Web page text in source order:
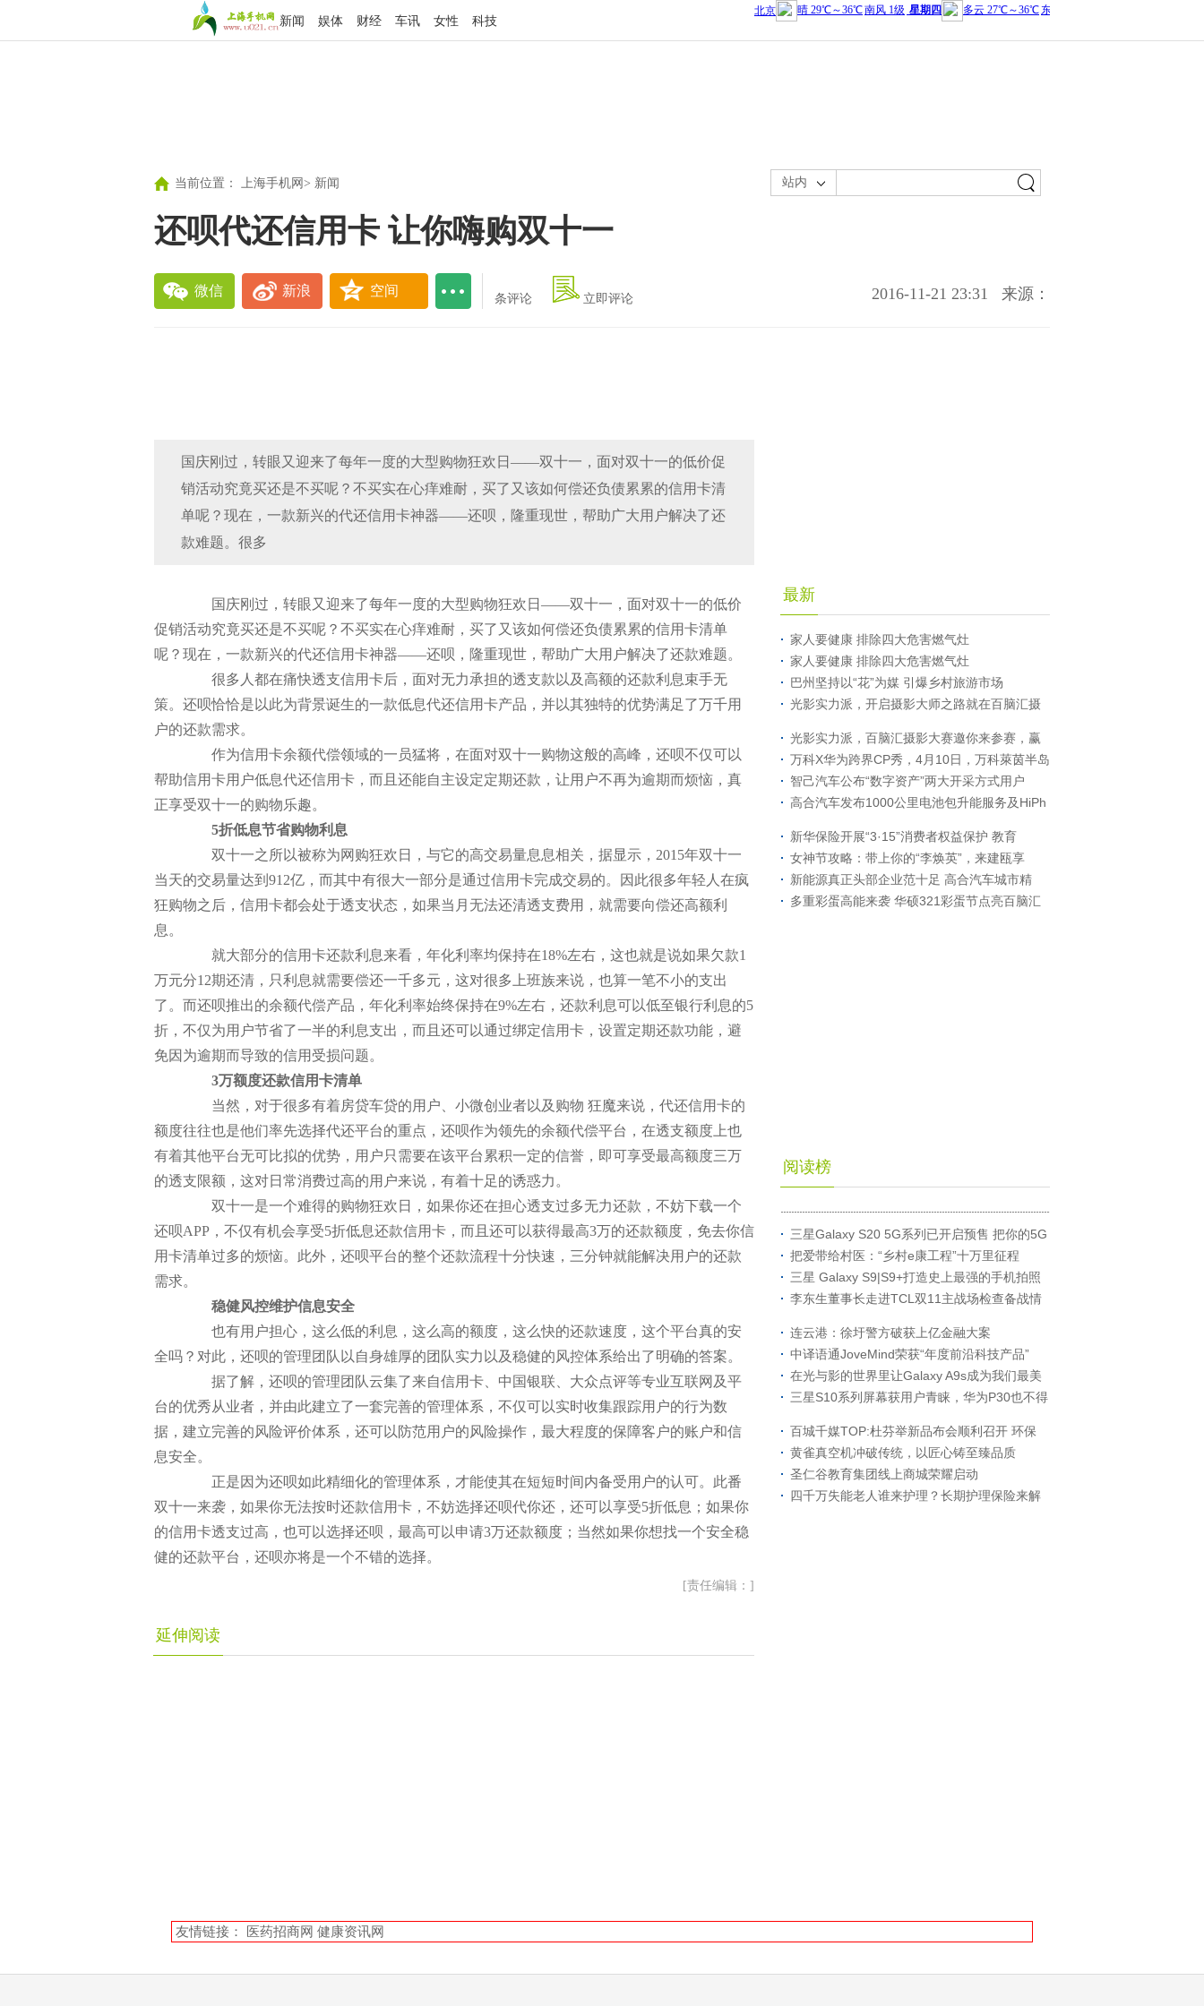
新闻 娱体 财经 车讯 女性 科技
当前位置： 上海手机网 > 新闻 站内
还呗代还信用卡 让你嗨购双十一
微信 新浪 空间
条评论 立即评论 2016-11-21 23:31 来源：
国庆刚过，转眼又迎来了每年一度的大型购物狂欢日——双十一，面对双十一的低价促
销活动究竟买还是不买呢？不买实在心痒难耐，买了又该如何偿还负债累累的信用卡清
单呢？现在，一款新兴的代还信用卡神器——还呗，隆重现世，帮助广大用户解决了还
款难题。很多
国庆刚过，转眼又迎来了每年一度的大型购物狂欢日——双十一，面对双十一的低价
促销活动究竟买还是不买呢？不买实在心痒难耐，买了又该如何偿还负债累累的信用卡清单
呢？现在，一款新兴的代还信用卡神器——还呗，隆重现世，帮助广大用户解决了还款难题。
很多人都在痛快透支信用卡后，面对无力承担的透支款以及高额的还款利息束手无
策。还呗恰恰是以此为背景诞生的一款低息代还信用卡产品，并以其独特的优势满足了万千用
户的还款需求。
作为信用卡余额代偿领域的一员猛将，在面对双十一购物这般的高峰，还呗不仅可以
帮助信用卡用户低息代还信用卡，而且还能自主设定定期还款，让用户不再为逾期而烦恼，真
正享受双十一的购物乐趣。
5折低息节省购物利息
双十一之所以被称为网购狂欢日，与它的高交易量息息相关，据显示，2015年双十一
当天的交易量达到912亿，而其中有很大一部分是通过信用卡完成交易的。因此很多年轻人在疯
狂购物之后，信用卡都会处于透支状态，如果当月无法还清透支费用，就需要向偿还高额利
息。
就大部分的信用卡还款利息来看，年化利率均保持在18%左右，这也就是说如果欠款1
万元分12期还清，只利息就需要偿还一千多元，这对很多上班族来说，也算一笔不小的支出
了。而还呗推出的余额代偿产品，年化利率始终保持在9%左右，还款利息可以低至银行利息的5
折，不仅为用户节省了一半的利息支出，而且还可以通过绑定信用卡，设置定期还款功能，避
免因为逾期而导致的信用受损问题。
3万额度还款信用卡清单
当然，对于很多有着房贷车贷的用户、小微创业者以及购物 狂魔来说，代还信用卡的
额度往往也是他们率先选择代还平台的重点，还呗作为领先的余额代偿平台，在透支额度上也
有着其他平台无可比拟的优势，用户只需要在该平台累积一定的信誉，即可享受最高额度三万
的透支限额，这对日常消费过高的用户来说，有着十足的诱惑力。
双十一是一个难得的购物狂欢日，如果你还在担心透支过多无力还款，不妨下载一个
还呗APP，不仅有机会享受5折低息还款信用卡，而且还可以获得最高3万的还款额度，免去你信
用卡清单过多的烦恼。此外，还呗平台的整个还款流程十分快速，三分钟就能解决用户的还款
需求。
稳健风控维护信息安全
也有用户担心，这么低的利息，这么高的额度，这么快的还款速度，这个平台真的安
全吗？对此，还呗的管理团队以自身雄厚的团队实力以及稳健的风控体系给出了明确的答案。
据了解，还呗的管理团队云集了来自信用卡、中国银联、大众点评等专业互联网及平
台的优秀从业者，并由此建立了一套完善的管理体系，不仅可以实时收集跟踪用户的行为数
据，建立完善的风险评价体系，还可以防范用户的风险操作，最大程度的保障客户的账户和信
息安全。
正是因为还呗如此精细化的管理体系，才能使其在短短时间内备受用户的认可。此番
双十一来袭，如果你无法按时还款信用卡，不妨选择还呗代你还，还可以享受5折低息；如果你
的信用卡透支过高，也可以选择还呗，最高可以申请3万还款额度；当然如果你想找一个安全稳
健的还款平台，还呗亦将是一个不错的选择。
[责任编辑：]
延伸阅读
最新
家人要健康 排除四大危害燃气灶
家人要健康 排除四大危害燃气灶
巴州坚持以“花”为媒 引爆乡村旅游市场
光影实力派，开启摄影大师之路就在百脑汇摄
光影实力派，百脑汇摄影大赛邀你来参赛，赢
万科X华为跨界CP秀，4月10日，万科萊茵半岛
智己汽车公布“数字资产”两大开采方式用户
高合汽车发布1000公里电池包升能服务及HiPh
新华保险开展“3·15”消费者权益保护 教育
女神节攻略：带上你的“李焕英”，来建瓯享
新能源真正头部企业范十足 高合汽车城市精
多重彩蛋高能来袭 华硕321彩蛋节点亮百脑汇
阅读榜
三星Galaxy S20 5G系列已开启预售 把你的5G
把爱带给村医：“乡村e康工程”十万里征程
三星 Galaxy S9|S9+打造史上最强的手机拍照
李东生董事长走进TCL双11主战场检查备战情
连云港：徐圩警方破获上亿金融大案
中译语通JoveMind荣获“年度前沿科技产品”
在光与影的世界里让Galaxy A9s成为我们最美
三星S10系列屏幕获用户青睐，华为P30也不得
百城千媒TOP:杜芬举新品布会顺利召开 环保
黄雀真空机冲破传统，以匠心铸至臻品质
圣仁谷教育集团线上商城荣耀启动
四千万失能老人谁来护理？长期护理保险来解
友情链接： 医药招商网 健康资讯网